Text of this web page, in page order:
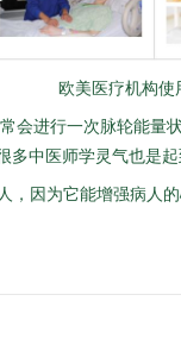
欧美医疗机构
进行一次脉轮能量
中医师学灵气也是起
因为它能增强病人